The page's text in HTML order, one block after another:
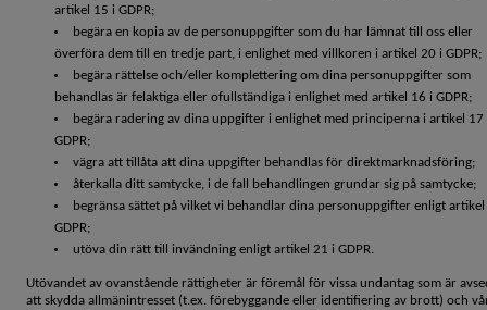
artikel 15 i GDPR;
begära en kopia av de personuppgifter som du har lämnat till oss eller
överföra dem till en tredje part, i enlighet med villkoren i artikel 20 i GDPR;
begära rättelse och/eller komplettering om dina personuppgifter som
behandlas är felaktiga eller ofullständiga i enlighet med artikel 16 i GDPR;
begära radering av dina uppgifter i enlighet med principerna i artikel 17
GDPR;
vägra att tillåta att dina uppgifter behandlas för direktmarknadsföring;
återkalla ditt samtycke, i de fall behandlingen grundar sig på samtycke;
begränsa sättet på vilket vi behandlar dina personuppgifter enligt
GDPR;
utöva din rätt till invändning enligt artikel 21 i GDPR.
Utövandet av ovanstående rättigheter är föremål för vissa undantag som är
att skydda allmänintresset (t.ex. förebyggande eller identifiering av brott) och